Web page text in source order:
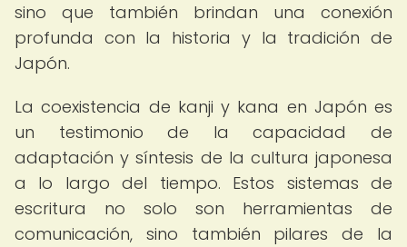
sino que también brindan una conexión
profunda con la historia y la tradición de
Japón.
La coexistencia de kanji y kana en Japón es
un testimonio de la capacidad de
adaptación y síntesis de la cultura japonesa
a lo largo del tiempo. Estos sistemas de
escritura no solo son herramientas de
comunicación, sino también pilares de la